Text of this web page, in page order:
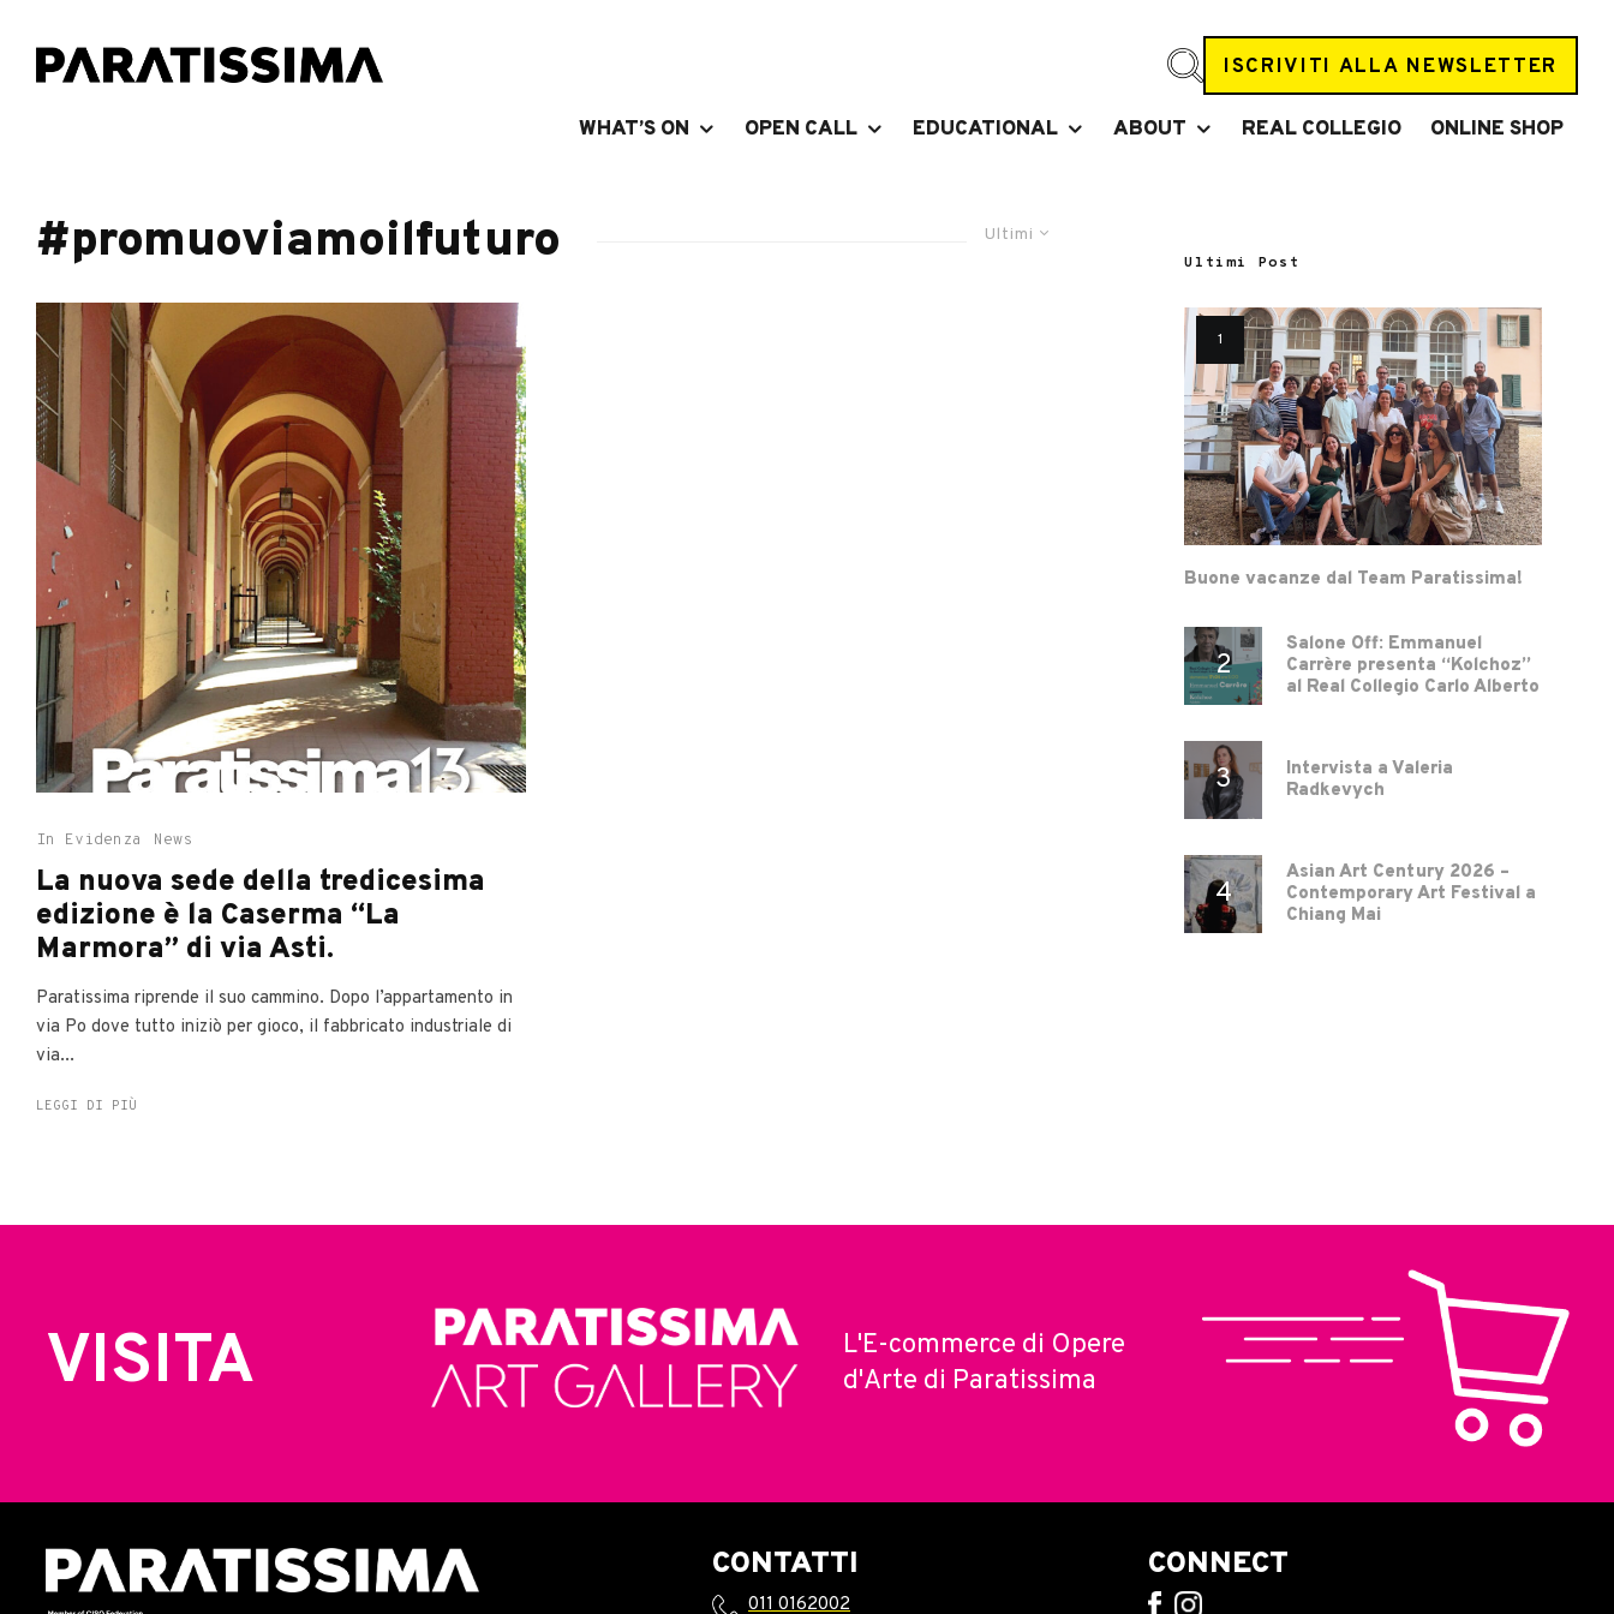
ISCRIVITI ALLA NEWSLETTER
WHAT’S ON OPEN CALL EDUCATIONAL ABOUT REAL COLLEGIO ONLINE SHOP
Ultimi
#promuoviamoilfuturo
In Evidenza News
La nuova sede della tredicesima
edizione è la Caserma “La
Marmora” di via Asti.
Paratissima riprende il suo cammino. Dopo l’appartamento in
via Po dove tutto iniziò per gioco, il fabbricato industriale di
via...
LEGGI DI PIÙ
Ultimi Post
Buone vacanze dal Team Paratissima!
Salone Off: Emmanuel
Carrère presenta “Kolchoz”
al Real Collegio Carlo Alberto
Intervista a Valeria
Radkevych
Asian Art Century 2026 –
Contemporary Art Festival a
Chiang Mai
VISITA
L'E-commerce di Opere
d'Arte di Paratissima
CONTATTI
011 0162002
CONNECT